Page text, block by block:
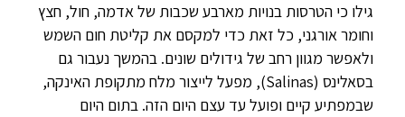
גילו כי הטרסות בנויות מארבע שכבות של אדמה, חול, חצץ
וחומר אורגני, כל זאת כדי למקסם את קליטת חום השמש
ולאפשר מגוון רחב של גידולים שונים. בהמשך נעבור גם
בסאלינס (Salinas), מפעל לייצור מלח מתקופת האינקה,
שבמפתיע קיים ופועל עד עצם היום הזה. בתום היום